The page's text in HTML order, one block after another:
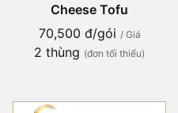
Cheese Tofu
70,500 đ/gói / Giá
2 thùng (đơn tối thiểu)